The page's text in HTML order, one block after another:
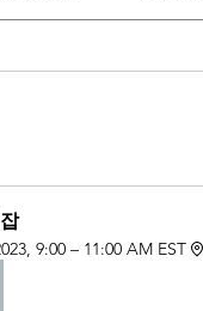
9:00 – 11:00 AM EST